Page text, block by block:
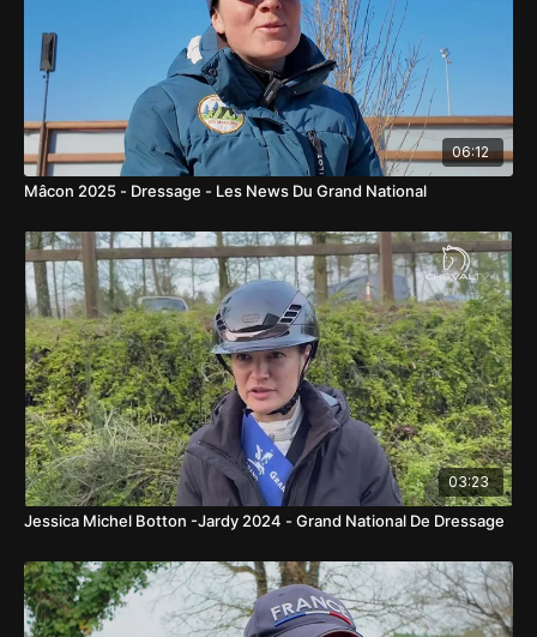
06:12
Mâcon 2025 - Dressage - Les News Du Grand National
03:23
Jessica Michel Botton -Jardy 2024 - Grand National De Dressage